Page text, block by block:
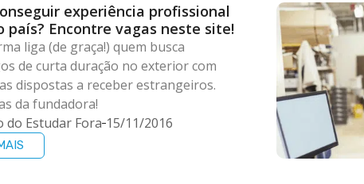
experiência profissional
país? Encontre vagas neste site!
liga (de graça!) quem busca
de curta duração no exterior com
dispostas a receber estrangeiros.
da fundadora!
do Estudar Fora 15/11/2016